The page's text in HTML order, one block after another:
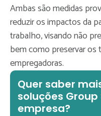
Ambas são medidas
reduzir os impactos da
trabalho, visando não
bem como preservar os
empregadoras.
Quer saber
soluções
empresa?